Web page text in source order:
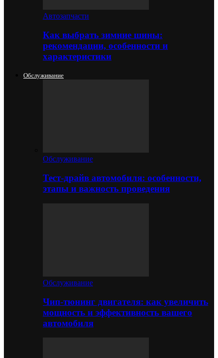
Автозапчасти
Как выбрать зимние шины:
рекомендации, особенности и
характеристики
Обслуживание
Обслуживание
Тест-драйв автомобиля: особенности,
этапы и важность проведения
Обслуживание
Чип-тюнинг двигателя: как увеличить
мощность и эффективность вашего
автомобиля